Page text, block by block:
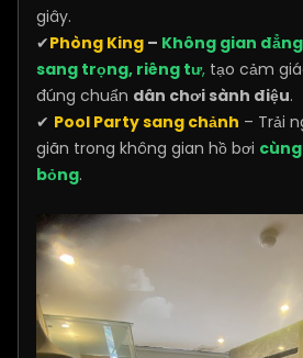
giây.
✔Phòng King – Không gian
sang trọng, riêng tư, tạo cảm
đúng chuẩn dân chơi sành điệu.
✔ Pool Party sang chảnh – Trải
giãn trong không gian hồ bơi
bỏng.